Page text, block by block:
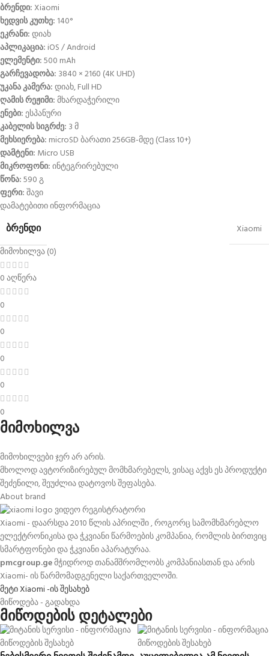
ბრენდი: Xiaomi
ხედვის კუთხე: 140°
ეკრანი:დიახ
აპლიკაცია: iOS / Android
ელემენტი:500 mAh
გარჩევადობა: 3840 × 2160 (4K UHD)
უკანა კამერა:დიახ, Full HD
ღამის რეჟიმი:მხარდაჭერილი
ენები:ესპანური
კაბელის სიგრძე: 3 მ
მეხსიერება: microSD ბარათი 256GB-მდე (Class 10+)
დამტენი: Micro USB
მიკროფონი:ინტეგრირებული
წონა:590 გ
ფერი:შავი
დამატებითი ინფორმაცია
ᲑᲠᲔᲜᲓᲘ
Xiaomi
მიმოხილვა (0)
0 აღწერა
0
0
0
0
0
მიმოხილვა
მიმოხილვები ჯერ არ არის.
მხოლოდ ავტორიზირებულ მომხმარებელს, ვისაც აქვს ეს პროდუქტი
შეძენილი, შეუძლია დატოვოს შეფასება.
About brand
Xiaomi - დაარსდა 2010 წლის აპრილში , როგორც სამომხმარებლო
ელექტრონიკისა და ჭკვიანი წარმოების კომპანია, რომლის ბირთვიც
სმარტფონები და ჭკვიანი აპარატურაა.
pmcgroup.geმჭიდროდ თანამშრომლობს კომპანიასთან და არის
Xiaomi- ის წარმომადგენელი საქართველოში.
მეტი Xiaomi -ის შესახებ
მიწოდება - გადახდა
მიწოდების დეტალები